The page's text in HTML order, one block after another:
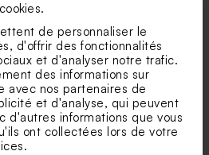
de personnaliser le
d'offrir des fonctionnalités
et d'analyser notre trafic.
des informations sur
avec nos partenaires de
et d'analyse, qui peuvent
d'autres informations que vous
ont collectées lors de votre